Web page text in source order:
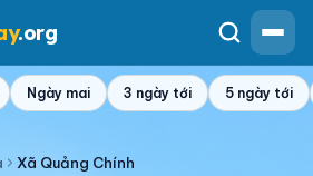
.org
Ngày mai 3 ngày tới 5 ngày tới
Xã Quảng Chính